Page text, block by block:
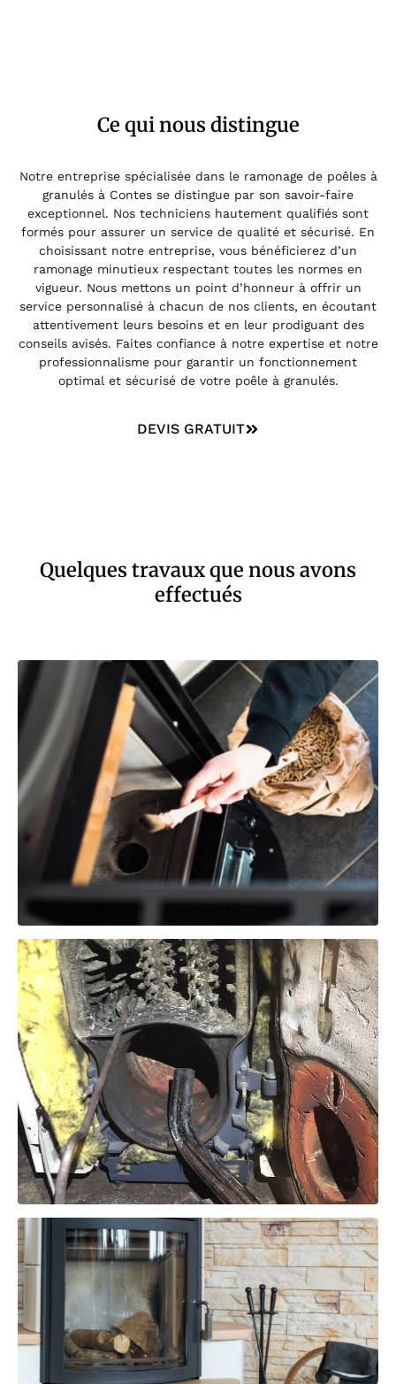
Ce qui nous distingue
Notre entreprise spécialisée dans le ramonage de poêles à
granulés à Contes se distingue par son savoir-faire
exceptionnel. Nos techniciens hautement qualifiés sont
formés pour assurer un service de qualité et sécurisé. En
choisissant notre entreprise, vous bénéficierez d’un
ramonage minutieux respectant toutes les normes en
vigueur. Nous mettons un point d’honneur à offrir un
service personnalisé à chacun de nos clients, en écoutant
attentivement leurs besoins et en leur prodiguant des
conseils avisés. Faites confiance à notre expertise et notre
professionnalisme pour garantir un fonctionnement
optimal et sécurisé de votre poêle à granulés.
DEVIS GRATUIT
Quelques travaux que nous avons
effectués